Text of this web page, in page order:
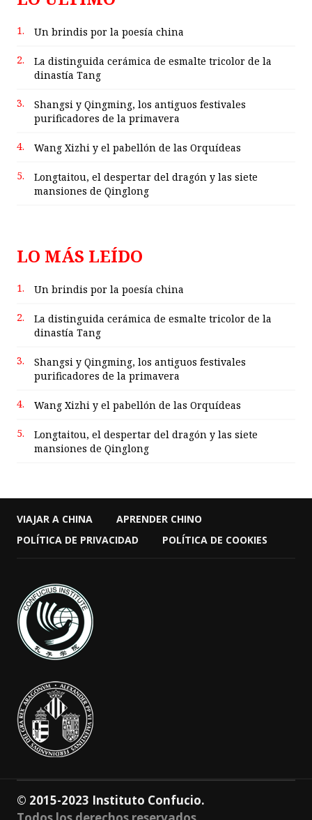
1. Un brindis por la poesía china
2.
La distinguida cerámica de esmalte tricolor de la
dinastía Tang
3.
Shangsi y Qingming, los antiguos festivales
purificadores de la primavera
4. Wang Xizhi y el pabellón de las Orquídeas
5.
Longtaitou, el despertar del dragón y las siete
mansiones de Qinglong
LO MÁS LEÍDO
1. Un brindis por la poesía china
2.
La distinguida cerámica de esmalte tricolor de la
dinastía Tang
3.
Shangsi y Qingming, los antiguos festivales
purificadores de la primavera
4. Wang Xizhi y el pabellón de las Orquídeas
5.
Longtaitou, el despertar del dragón y las siete
mansiones de Qinglong
VIAJAR A CHINA
APRENDER CHINO
POLÍTICA DE PRIVACIDAD
POLÍTICA DE COOKIES
© 2015-2023 Instituto Confucio.